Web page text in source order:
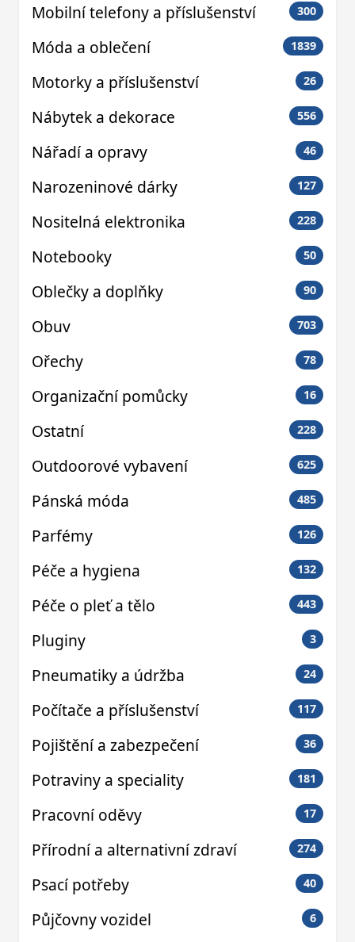
Mobilní telefony a příslušenství 300
Móda a oblečení 1839
Motorky a příslušenství 26
Nábytek a dekorace 556
Nářadí a opravy 46
Narozeninové dárky 127
Nositelná elektronika 228
Notebooky 50
Oblečky a doplňky 90
Obuv 703
Ořechy 78
Organizační pomůcky 16
Ostatní 228
Outdoorové vybavení 625
Pánská móda 485
Parfémy 126
Péče a hygiena 132
Péče o pleť a tělo 443
Pluginy 3
Pneumatiky a údržba 24
Počítače a příslušenství 117
Pojištění a zabezpečení 36
Potraviny a speciality 181
Pracovní oděvy 17
Přírodní a alternativní zdraví 274
Psací potřeby 40
Půjčovny vozidel 6